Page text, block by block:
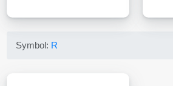
Symbol: R